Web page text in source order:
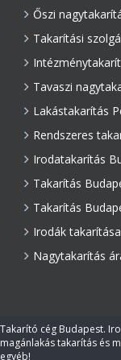
Őszi
Takarítási
Tavaszi
Lakástakarítás
Rendszeres
Irodatakarítás
Takarítás
Takarítás
Irodák
Nagytakarítás
Takarító cég Budapest.
magánlakás takarítás és
egyéb!